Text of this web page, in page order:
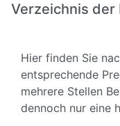
Verzeichnis der
Hier finden Sie
entsprechende
mehrere Stellen
dennoch nur eine